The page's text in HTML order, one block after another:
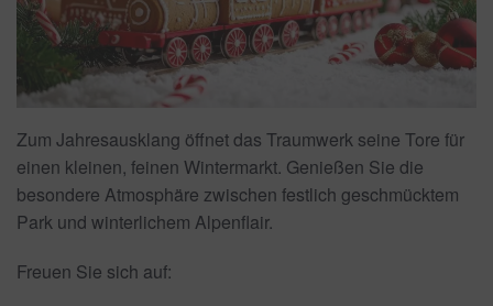
Zum Jahresausklang öffnet das Traumwerk seine Tore für
einen kleinen, feinen Wintermarkt. Genießen Sie die
besondere Atmosphäre zwischen festlich geschmücktem
Park und winterlichem Alpenflair.
Freuen Sie sich auf: